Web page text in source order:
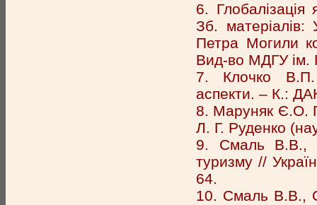
6. Глобалізація
Зб.
Петра Могили
Вид-во МДГУ ім.
7. Клочко В.П.
аспекти. – К.:
8. Маруняк Є.О.
Л. Г. Руденко
9. Смаль В.В.,
туризму //
64.
10. Смаль В.В.,